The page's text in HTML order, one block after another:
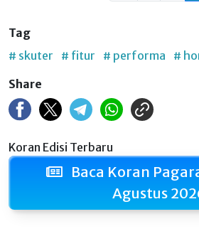
Tag
# skuter
# fitur # performa
#
Share
Koran Edisi Terbaru
Baca Koran
Agustus